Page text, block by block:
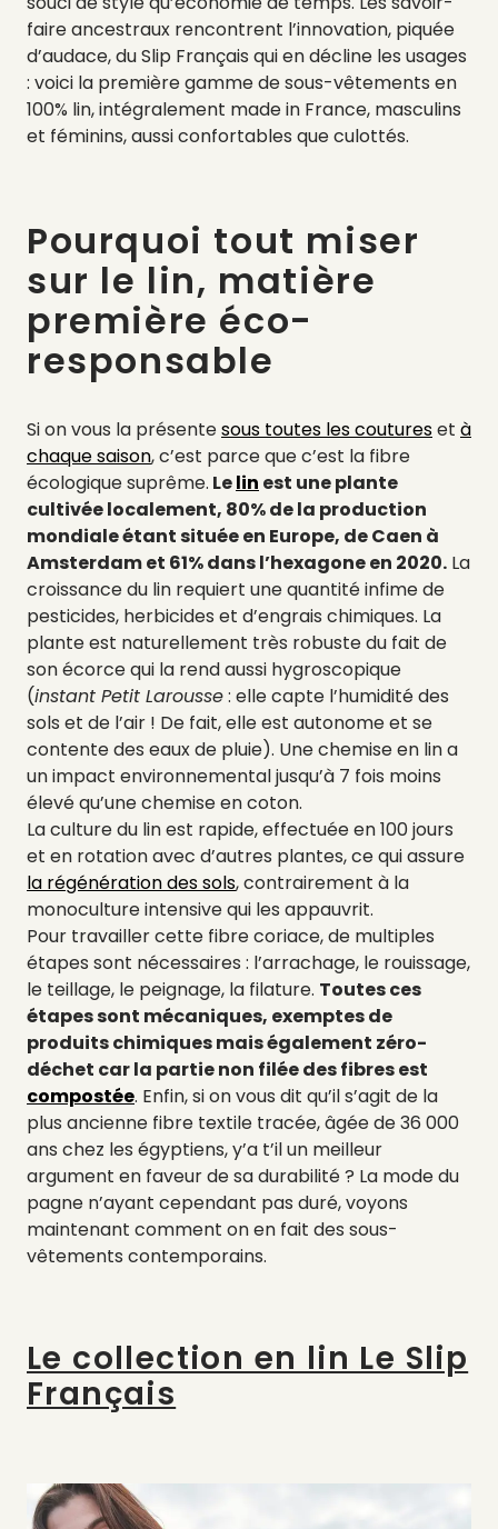
faire ancestraux rencontrent l’innovation, piquée
d’audace, du Slip Français qui en décline les usages
: voici la première gamme de sous-vêtements en
100% lin, intégralement made in France, masculins
et féminins, aussi confortables que culottés.
Pourquoi tout miser
sur le lin, matière
première éco-
responsable
Si on vous la présentesous toutes les coutureset à
chaque saison, c’est parce que c’est la fibre
écologique suprême. Lelin est une plante
cultivée localement, 80% de la production
mondiale étant située en Europe, de Caen à
Amsterdam et 61% dans l’hexagone en 2020. La
croissance du lin requiert une quantité infime de
pesticides, herbicides et d’engrais chimiques. La
plante est naturellement très robuste du fait de
son écorce qui la rend aussi hygroscopique
(instant Petit Larousse: elle capte l’humidité des
sols et de l’air ! De fait, elle est autonome et se
contente des eaux de pluie). Une chemise en lin a
un impact environnemental jusqu’à 7 fois moins
élevé qu’une chemise en coton.
La culture du lin est rapide, effectuée en 100 jours
et en rotation avec d’autres plantes, ce qui assure
la régénération des sols, contrairement à la
monoculture intensive qui les appauvrit.
Pour travailler cette fibre coriace, de multiples
étapes sont nécessaires : l’arrachage, le rouissage,
le teillage, le peignage, la filature. Toutes ces
étapes sont mécaniques, exemptes de
produits chimiques mais également zéro-
déchet car la partie non filée des fibres est
compostée. Enfin, si on vous dit qu’il s’agit de la
plus ancienne fibre textile tracée, âgée de 36 000
ans chez les égyptiens, y’a t’il un meilleur
argument en faveur de sa durabilité ? La mode du
pagne n’ayant cependant pas duré, voyons
maintenant comment on en fait des sous-
vêtements contemporains.
Le collection en lin Le Slip
Français